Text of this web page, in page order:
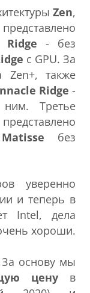
Zen,
- без
с GPU. За
Zen+, также
Ridge -
Третье
Matisse без
уверенно
и теперь в
Intel, дела
хороши.
основу мы
цену в